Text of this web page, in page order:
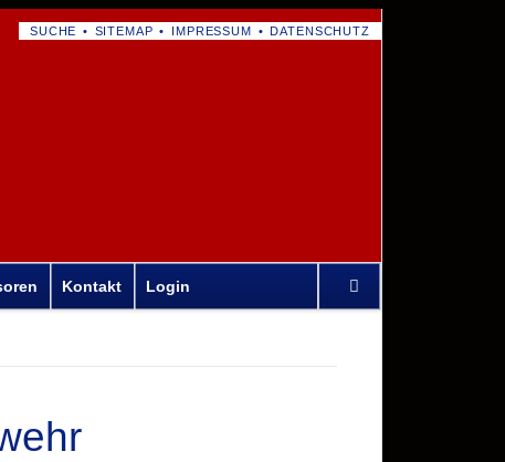
NAVIGATION
SUCHE SITEMAP IMPRESSUM DATENSCHUTZ
überspringen
Kontakt Login